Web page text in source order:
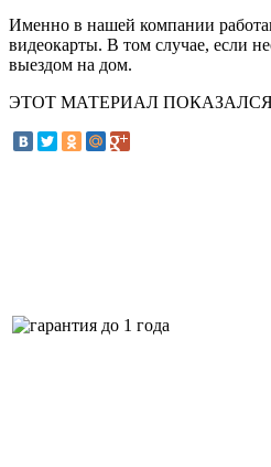
Именно в нашей компании
видеокарты. В том случае, если
выездом на дом.
ЭТОТ МАТЕРИАЛ